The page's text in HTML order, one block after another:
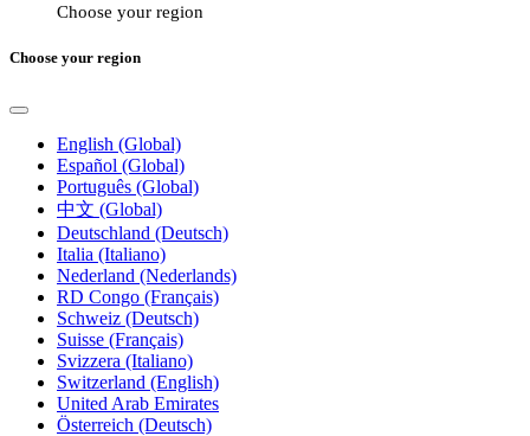
Choose your region
Choose your region
English (Global)
Español (Global)
Português (Global)
中文 (Global)
Deutschland (Deutsch)
Italia (Italiano)
Nederland (Nederlands)
RD Congo (Français)
Schweiz (Deutsch)
Suisse (Français)
Svizzera (Italiano)
Switzerland (English)
United Arab Emirates
Österreich (Deutsch)